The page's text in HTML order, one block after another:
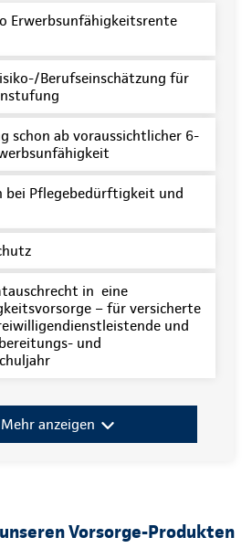
Erwerbsunfähigkeitsrente
Berufseinschätzung für
schon ab voraussichtlicher 6-
bei Pflegebedürftigkeit und
in eine
– für versicherte
und
und
Mehr anzeigen
Vorsorge-Produkten